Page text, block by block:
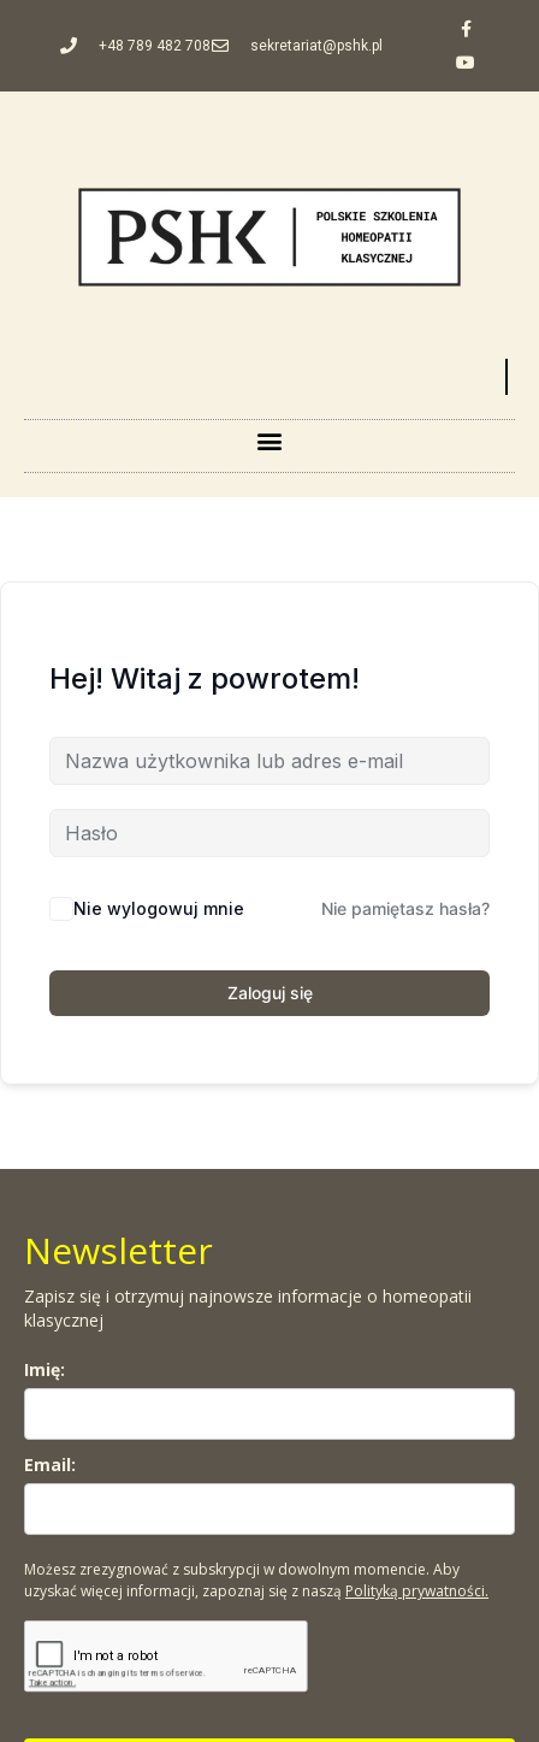
+48 789 482 708 sekretariat@pshk.pl
Hej! Witaj z powrotem!
Nie wylogowuj mnie Nie pamiętasz hasła?
Zaloguj się
Newsletter
Zapisz się i otrzymuj najnowsze informacje o homeopatii
klasycznej
Imię:
Email:
Możesz zrezygnować z subskrypcji w dowolnym momencie. Aby
uzyskać więcej informacji, zapoznaj się z naszą Polityką prywatności.